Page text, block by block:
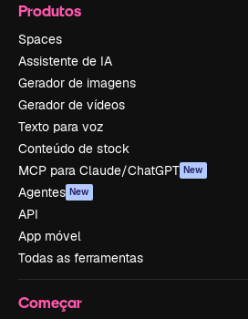
Produtos
Spaces
Assistente de IA
Gerador de imagens
Gerador de vídeos
Texto para voz
Conteúdo de stock
MCP para Claude/ChatGPT New
Agentes New
API
App móvel
Todas as ferramentas
Começar